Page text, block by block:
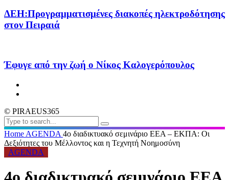
ΔΕΗ:Προγραμματισμένες διακοπές ηλεκτροδότησης
στον Πειραιά
Έφυγε από την ζωή ο Νίκος Καλογερόπουλος
© PIRAEUS365
Home AGENDA 4ο διαδικτυακό σεμινάριο ΕΕΑ – ΕΚΠΑ: Οι
Δεξιότητες του Μέλλοντος και η Τεχνητή Νοημοσύνη
AGENDA